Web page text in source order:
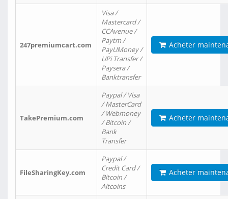
247premiumcart.com
Visa /
Mastercard /
CCAvenue /
Paytm /
PayUMoney /
UPi Transfer /
Paysera /
Banktransfer
Acheter
TakePremium.com
Paypal / Visa
/ MasterCard
/ Webmoney
/ Bitcoin /
Bank
Transfer
Acheter
FileSharingKey.com
Paypal /
Credit Card /
Bitcoin /
Altcoins
Acheter